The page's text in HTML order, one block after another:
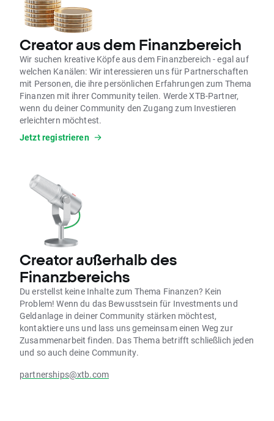
Creator aus dem Finanzbereich
Wir suchen kreative Köpfe aus dem Finanzbereich - egal auf
welchen Kanälen: Wir interessieren uns für Partnerschaften
mit Personen, die ihre persönlichen Erfahrungen zum Thema
Finanzen mit ihrer Community teilen. Werde XTB-Partner,
wenn du deiner Community den Zugang zum Investieren
erleichtern möchtest.
Jetzt registrieren
Creator außerhalb des
Finanzbereichs
Du erstellst keine Inhalte zum Thema Finanzen? Kein
Problem! Wenn du das Bewusstsein für Investments und
Geldanlage in deiner Community stärken möchtest,
kontaktiere uns und lass uns gemeinsam einen Weg zur
Zusammenarbeit finden. Das Thema betrifft schließlich jeden
und so auch deine Community.
partnerships@xtb.com